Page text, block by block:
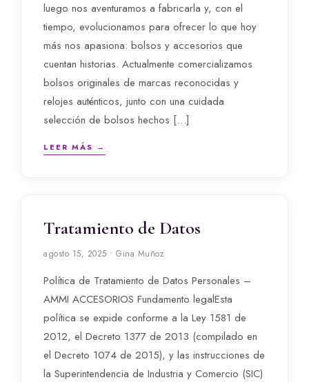
luego nos aventuramos a fabricarla y, con el
tiempo, evolucionamos para ofrecer lo que hoy
más nos apasiona: bolsos y accesorios que
cuentan historias. Actualmente comercializamos
bolsos originales de marcas reconocidas y
relojes auténticos, junto con una cuidada
selección de bolsos hechos […]
LEER MÁS →
Tratamiento de Datos
agosto 15, 2025 • Gina Muñoz
Política de Tratamiento de Datos Personales –
AMMI ACCESORIOS Fundamento legalEsta
política se expide conforme a la Ley 1581 de
2012, el Decreto 1377 de 2013 (compilado en
el Decreto 1074 de 2015), y las instrucciones de
la Superintendencia de Industria y Comercio (SIC)